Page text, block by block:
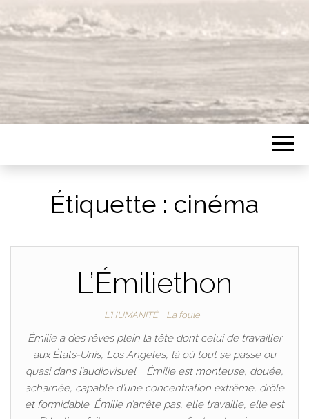
Étiquette : cinéma
L’Émiliethon
L'HUMANITÉ La foule
Émilie a des rêves plein la tête dont celui de travailler
aux États-Unis, Los Angeles, là où tout se passe ou
quasi dans l’audiovisuel. Émilie est monteuse, douée,
acharnée, capable d’une concentration extrême, drôle
et formidable. Émilie n’arrête pas, elle travaille, elle est